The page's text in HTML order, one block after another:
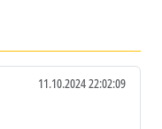
11.10.2024 22:02:09